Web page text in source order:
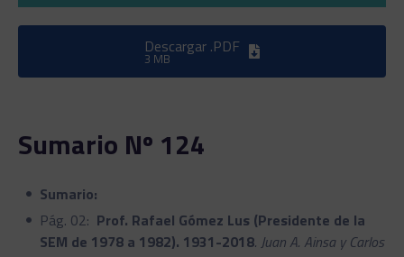
Descargar .PDF
3 MB
Sumario Nº 124
Sumario:
Pág. 02: Prof. Rafael Gómez Lus (Presidente de la
SEM de 1978 a 1982). 1931-2018. Juan A. Ainsa y Carlos